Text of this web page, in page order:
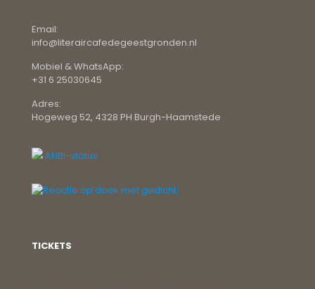
Email:
info@literaircafedegeestgronden.nl
Mobiel & WhatsApp:
+31 6 25030645
Adres:
Hogeweg 52, 4328 PH Burgh-Haamstede
ANBI-status
TICKETS